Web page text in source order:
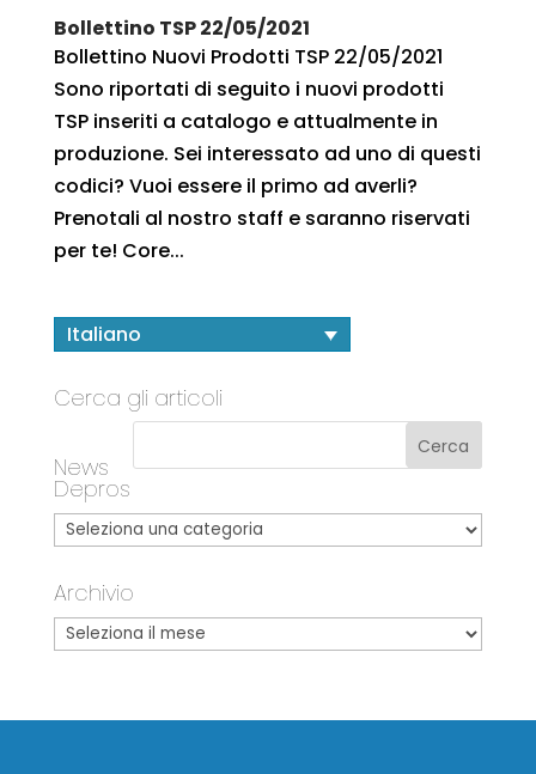
Bollettino TSP 22/05/2021
Bollettino Nuovi Prodotti TSP 22/05/2021
Sono riportati di seguito i nuovi prodotti
TSP inseriti a catalogo e attualmente in
produzione. Sei interessato ad uno di questi
codici? Vuoi essere il primo ad averli?
Prenotali al nostro staff e saranno riservati
per te! Core...
Italiano
Cerca gli articoli
News
Depros
Archivio